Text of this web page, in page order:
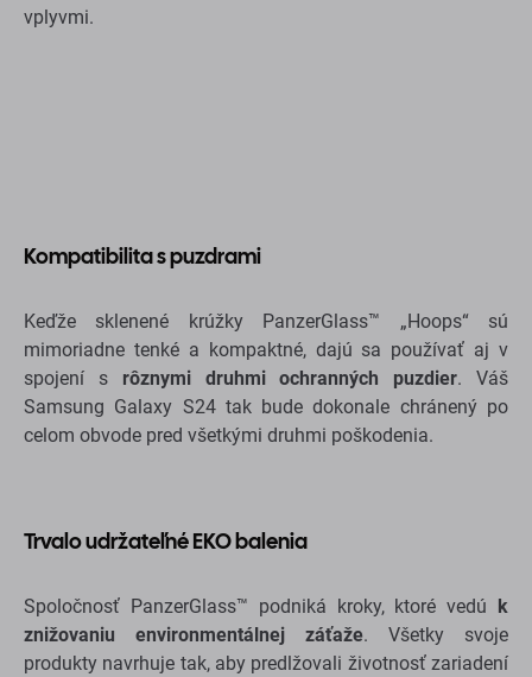
vplyvmi.
Kompatibilita s puzdrami
Keďže sklenené krúžky PanzerGlass™ „Hoops“ sú
mimoriadne tenké a kompaktné, dajú sa používať aj v
spojení s rôznymi druhmi ochranných puzdier. Váš
Samsung Galaxy S24 tak bude dokonale chránený po
celom obvode pred všetkými druhmi poškodenia.
Trvalo udržateľné EKO balenia
Spoločnosť PanzerGlass™ podniká kroky, ktoré vedú
k
znižovaniu environmentálnej záťaže. Všetky svoje
produkty navrhuje tak, aby predlžovali životnosť zariadení